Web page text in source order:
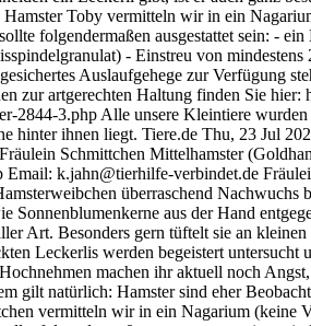
Toby vermitteln wir in ein
folgendermaßen ausgestattet sein: -
- Einstreu von
Auslaufgehege zur Verfügung
zur artgerechten Haltung finden Sie
2844-3.php Alle unsere Kleintiere
hinter ihnen liegt. Tiere.de Thu, 23 Jul
Fräulein Schmittchen Mittelhamster
k.jahn@tierhilfe-verbindet.de
überraschend
Sonnenblumenkerne aus der Hand
Art. Besonders gern tüftelt sie an
Leckerlis werden begeistert untersucht
machen ihr aktuell noch
gilt natürlich: Hamster sind eher
vermitteln wir in ein Nagarium